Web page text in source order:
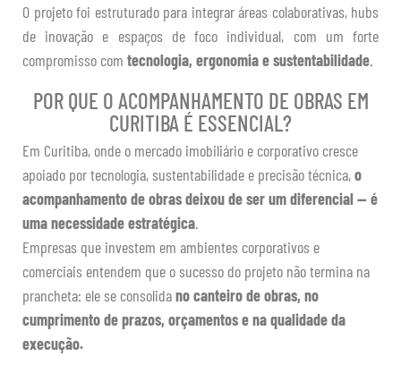
O projeto foi estruturado para integrar áreas colaborativas, hubs
de inovação e espaços de foco individual, com um forte
compromisso com tecnologia, ergonomia e sustentabilidade.
POR QUE O ACOMPANHAMENTO DE OBRAS EM
CURITIBA É ESSENCIAL?
Em Curitiba, onde o mercado imobiliário e corporativo cresce
apoiado por tecnologia, sustentabilidade e precisão técnica,o
acompanhamento de obras deixou de ser um diferencial — é
uma necessidade estratégica.
Empresas que investem em ambientes corporativos e
comerciais entendem que o sucesso do projeto não termina na
prancheta: ele se consolidano canteiro de obras, no
cumprimento de prazos, orçamentos e na qualidade da
execução.